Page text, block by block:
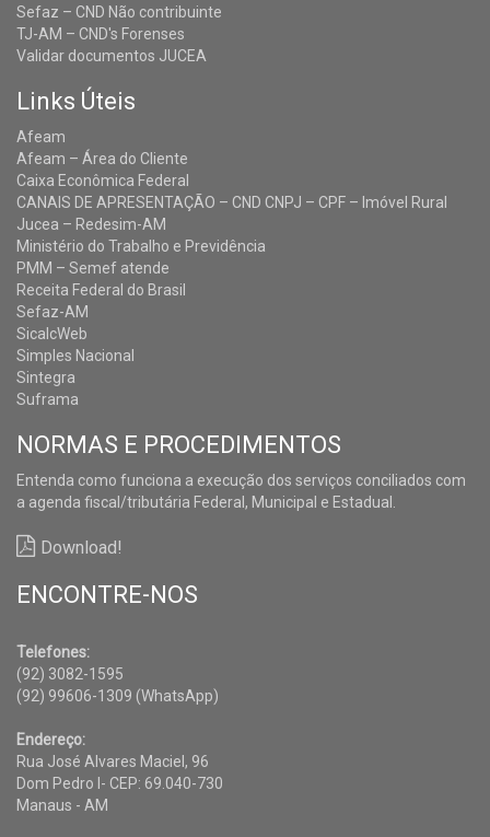
Sefaz – CND Não contribuinte
TJ-AM – CND's Forenses
Validar documentos JUCEA
Links Úteis
Afeam
Afeam – Área do Cliente
Caixa Econômica Federal
CANAIS DE APRESENTAÇÃO – CND CNPJ – CPF – Imóvel Rural
Jucea – Redesim-AM
Ministério do Trabalho e Previdência
PMM – Semef atende
Receita Federal do Brasil
Sefaz-AM
SicalcWeb
Simples Nacional
Sintegra
Suframa
NORMAS E PROCEDIMENTOS
Entenda como funciona a execução dos serviços conciliados com
a agenda fiscal/tributária Federal, Municipal e Estadual.
Download!
ENCONTRE-NOS
Telefones:
(92) 3082-1595
(92) 99606-1309 (WhatsApp)
Endereço:
Rua José Alvares Maciel, 96
Dom Pedro I- CEP: 69.040-730
Manaus - AM